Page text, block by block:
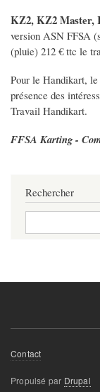
KZ2, KZ2 Master,
version ASN FFSA
(pluie) 212 € ttc le
Pour le Handikart,
présence des
Travail Handikart.
FFSA Karting -
Rechercher
Rechercher
Footer
menu
Contact
Propulsé par Drupal